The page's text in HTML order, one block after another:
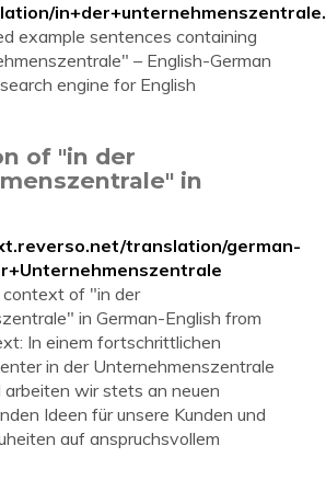
example sentences containing
– English-German
engine for English
of "in der
in
translation/german-
context of "in der
in German-English from
In einem fortschrittlichen
in der Unternehmenszentrale
arbeiten wir stets an neuen
Ideen für unsere Kunden und
auf anspruchsvollem